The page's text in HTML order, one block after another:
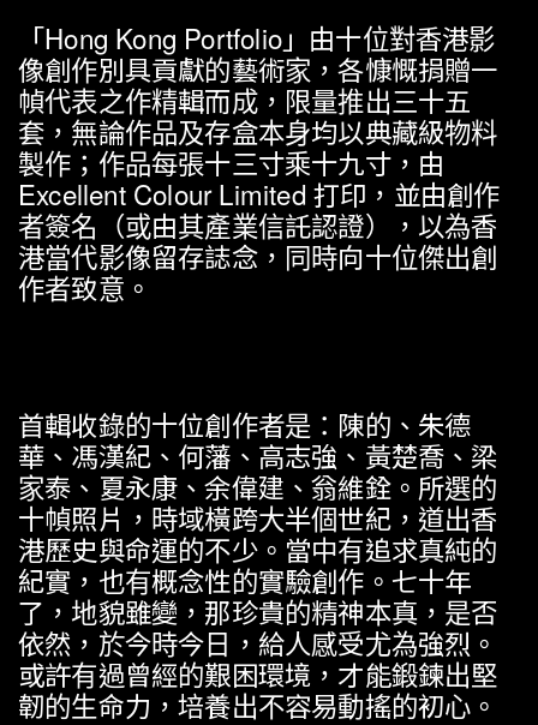
「Hong Kong Portfolio」 由十位對香港影
像創作別具貢獻的藝術家 ，各慷慨捐贈一
幀代表之作精輯而成， 限量推出三十五
套 ， 無論作品及存盒本身均以典藏級物料
製作 ； 作品每張十三寸乘十九寸， 由
Excellent Colour Limited 打印 ， 並由創作
者簽名 （或由其產業信託認證）， 以為香
港當代影像留存誌念， 同時向十位傑出創
作者致意 。
首輯收錄的十位創作者是 ： 陳的 、 朱德
華 、 馮漢紀 、 何藩 、 高志強 、 黃楚喬 、 梁
家泰 、 夏永康 、余偉建 、翁維銓。 所選的
十幀照片 ， 時域橫跨大半個世紀， 道出香
港歷史與命運的不少。 當中有追求真純的
紀實 ， 也有概念性的實驗創作 。 七十年
了 ， 地貌雖變 ， 那珍貴的精神本真 ， 是否
依然 ， 於今時今日 ， 給人感受尤為強烈 。
或許有過曾經的艱困環境 ， 才能鍛鍊出堅
韌的生命力 ，培養出不容易動搖的初心 。